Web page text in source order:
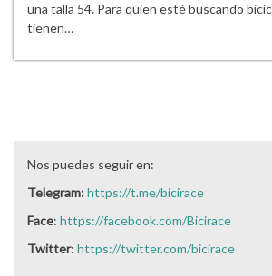
una talla 54. Para quien esté buscando
tienen…
Nos puedes seguir en:
Telegram:https://t.me/bicirace
Face: https://facebook.com/Bicirace
Twitter: https://twitter.com/bicirace